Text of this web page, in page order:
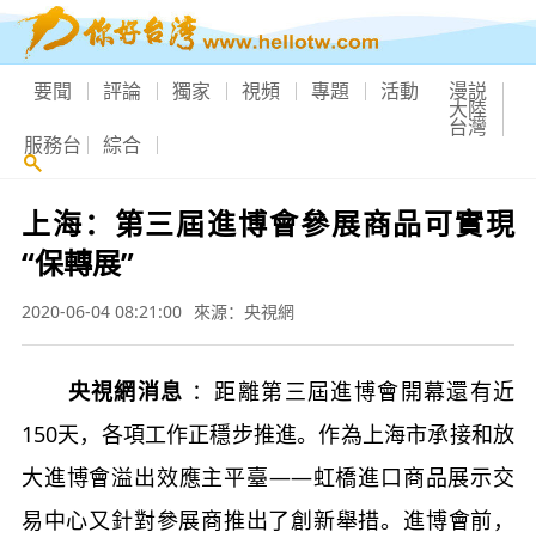
要聞 評論 獨家 視頻 專題 活動 漫説
大陸
台灣
服務台 綜合
上海：第三屆進博會參展商品可實現
“保轉展”
2020-06-04 08:21:00 來源：央視網
央視網消息 ：距離第三屆進博會開幕還有近
150天，各項工作正穩步推進。作為上海市承接和放
大進博會溢出效應主平臺——虹橋進口商品展示交
易中心又針對參展商推出了創新舉措。進博會前，